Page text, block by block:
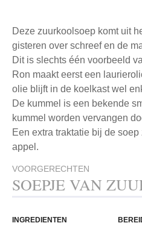
Deze zuurkoolsoep komt uit
gisteren over schreef en de
Dit is slechts één voorbeeld
Ron maakt eerst een
olie blijft in de koelkast wel
De kummel is een bekende
kummel worden vervangen
Een extra traktatie bij de
appel.
VOORGERECHTEN
SOEPJE VAN
INGREDIENTEN